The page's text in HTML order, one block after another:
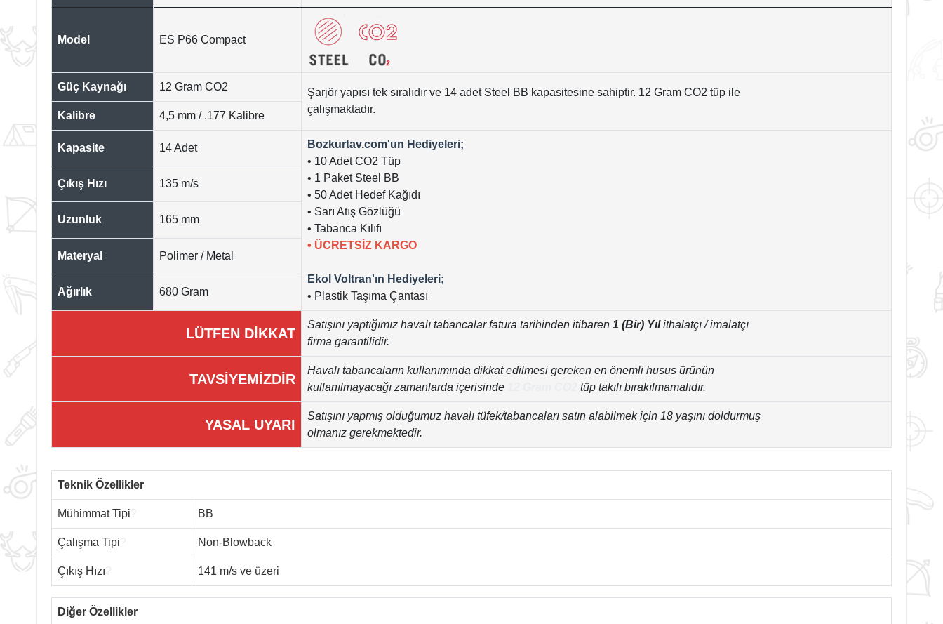
Model ES P66 Compact
Güç Kaynağı 12 Gram CO2
Şarjör yapısı tek sıralıdır ve 14 adet Steel BB kapasitesine sahiptir. 12 Gram CO2 tüp ile
çalışmaktadır.
Kalibre 4,5 mm / .177 Kalibre
Kapasite 14 Adet
Bozkurtav.com'un Hediyeleri;
• 10 Adet CO2 Tüp
• 1 Paket Steel BB
• 50 Adet Hedef Kağıdı
• Sarı Atış Gözlüğü
• Tabanca Kılıfı
• ÜCRETSİZ KARGO
Ekol Voltran'ın Hediyeleri;
• Plastik Taşıma Çantası
Çıkış Hızı 135 m/s
Uzunluk 165 mm
Materyal Polimer / Metal
Ağırlık 680 Gram
LÜTFEN DİKKAT
Satışını yaptığımız havalı tabancalar fatura tarihinden itibaren 1 (Bir) Yılithalatçı / imalatçı
firma garantilidir.
TAVSİYEMİZDİR
Havalı tabancaların kullanımında dikkat edilmesi gereken en önemli husus ürünün
kullanılmayacağı zamanlarda içerisinde
tüp takılı bırakılmamalıdır.
YASAL UYARI
Satışını yapmış olduğumuz havalı tüfek/tabancaları satın alabilmek için 18 yaşını doldurmuş
olmanız gerekmektedir.
Teknik Özellikler
Mühimmat Tipi BB
Çalışma Tipi Non-Blowback
Çıkış Hızı 141 m/s ve üzeri
Diğer Özellikler